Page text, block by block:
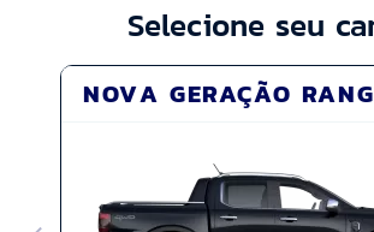
Selecione seu
NOVA GERAÇÃO